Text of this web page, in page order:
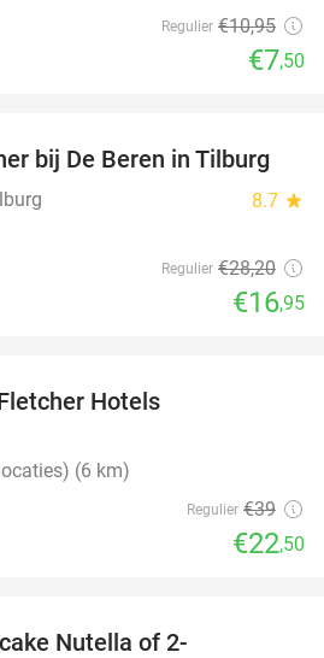
Regulier €10,95
€7,50
40%
bij De Beren in Tilburg
8.7 star
Regulier €28,20
€16,95
Hotels
(6 km)
Regulier €39
€22,50
Nutella of 2-